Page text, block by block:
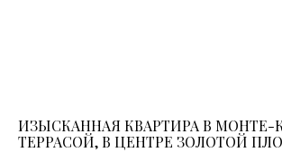
ИЗЫСКАННАЯ КВАРТИРА В МОНТЕ-
ТЕРРАСОЙ, В ЦЕНТРЕ ЗОЛОТОЙ